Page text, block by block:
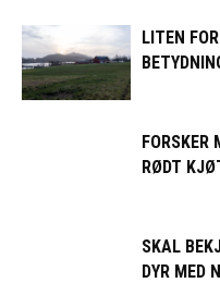
LITEN
FORSKER
RØDT
SKAL
DYR MED